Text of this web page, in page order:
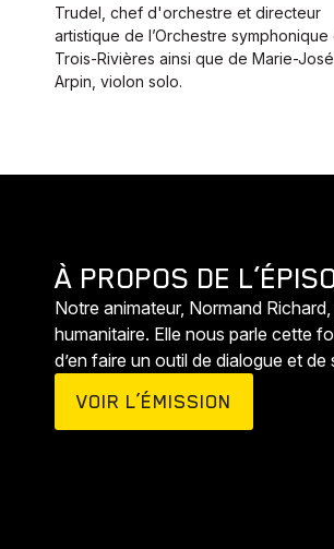
Trudel, chef d'orchestre et directeur
artistique de l’Orchestre symphonique
Trois-Rivières ainsi que de Marie-
Arpin, violon solo.
À PROPOS DE
Notre animateur, Normand
humanitaire. Elle nous parle cette
d’en faire un outil de dialogue et de
VOIR L’ÉMISSION